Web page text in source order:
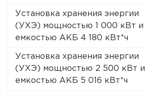
Установка хранения энергии
(УХЭ) мощностью 1 000 кВт и
емкостью АКБ 4 180 кВт*ч
Установка хранения энергии
(УХЭ) мощностью 2 500 кВт и
емкостью АКБ 5 016 кВт*ч